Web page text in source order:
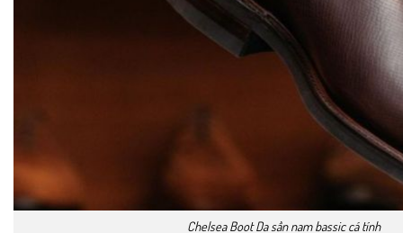
Chelsea Boot Da sần nam bassic cá tính